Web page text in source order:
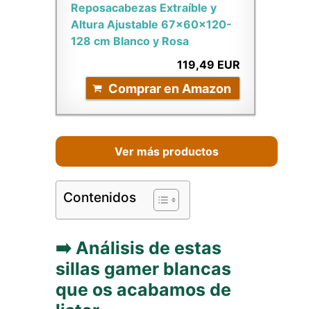
Reposacabezas Extraíble y
Altura Ajustable 67x60x120-
128 cm Blanco y Rosa
119,49 EUR
Comprar en Amazon
Ver más productos
Contenidos
➡️ Análisis de estas
sillas gamer blancas
que os acabamos de